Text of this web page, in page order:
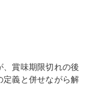
賞味期限切れの後
定義と併せながら解